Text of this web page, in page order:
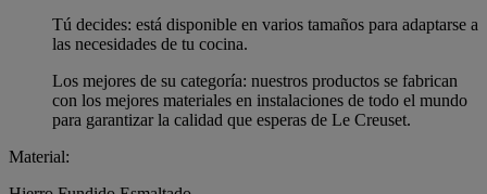
Tú decides: está disponible en varios tamaños para adaptarse a
las necesidades de tu cocina.
Los mejores de su categoría: nuestros productos se fabrican
con los mejores materiales en instalaciones de todo el mundo
para garantizar la calidad que esperas de Le Creuset.
Material: